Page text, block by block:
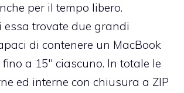
per il tempo libero.
essa trovate due grandi
di contenere un MacBook
a 15″ ciascuno. In totale le
ed interne con chiusura a ZIP